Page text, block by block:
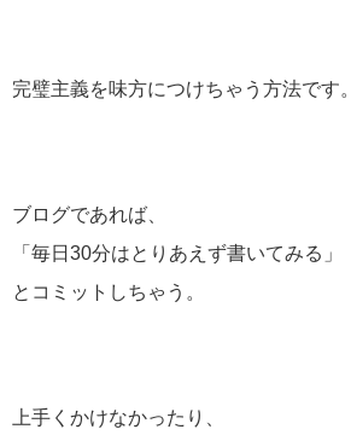
完璧主義を味方につけちゃう方法です。
ブログであれば、
「毎日30分はとりあえず書いてみる」
とコミットしちゃう。
上手くかけなかったり、